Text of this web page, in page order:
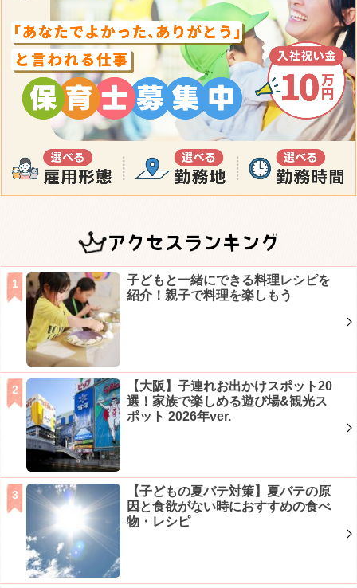
アクセスランキング
子どもと一緒にできる料理レシピを
紹介！親子で料理を楽しもう
【大阪】子連れお出かけスポット20
選！家族で楽しめる遊び場&観光ス
ポット 2026年ver.
【子どもの夏バテ対策】夏バテの原
因と食欲がない時におすすめの食べ
物・レシピ